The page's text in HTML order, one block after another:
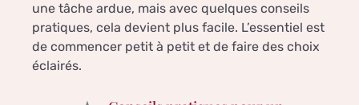
une tâche ardue, mais avec quelques conseils
pratiques, cela devient plus facile. L’essentiel est
de commencer petit à petit et de faire des choix
éclairés.